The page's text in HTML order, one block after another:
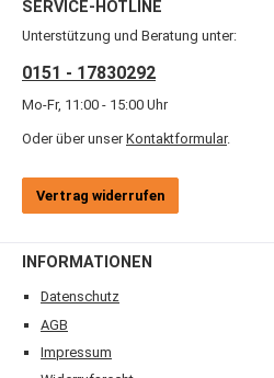
SERVICE-HOTLINE
Unterstützung und Beratung unter:
0151 - 17830292
Mo-Fr, 11:00 - 15:00 Uhr
Oder über unser Kontaktformular.
Vertrag widerrufen
INFORMATIONEN
Datenschutz
AGB
Impressum